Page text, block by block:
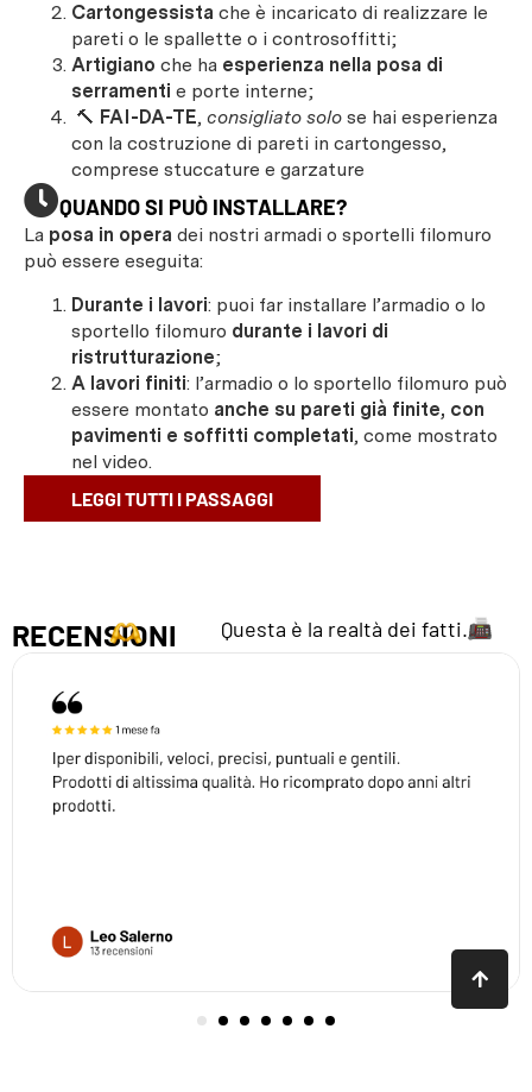
Cartongessista che è incaricato di realizzare le
pareti o le spallette o i controsoffitti;
Artigiano che ha esperienza nella posa di
serramenti e porte interne;
🔨 FAI-DA-TE, consigliato solo se hai esperienza
con la costruzione di pareti in cartongesso,
comprese stuccature e garzature
QUANDO SI PUÒ INSTALLARE?
La posa in opera dei nostri armadi o sportelli filomuro
può essere eseguita:
Durante i lavori: puoi far installare l’armadio o lo
sportello filomuro durante i lavori di
ristrutturazione;
A lavori finiti: l’armadio o lo sportello filomuro può
essere montato anche su pareti già finite, con
pavimenti e soffitti completati, come mostrato
nel video.
LEGGI TUTTI I PASSAGGI
RECENSIONI Questa è la realtà dei fatti.